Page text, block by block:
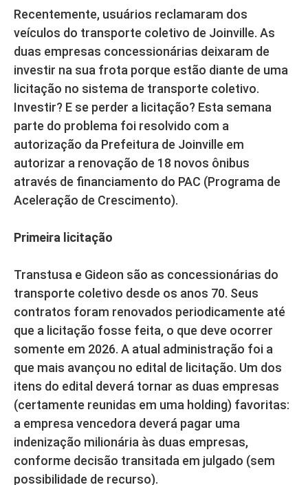
Recentemente, usuários reclamaram dos
veículos do transporte coletivo de Joinville. As
duas empresas concessionárias deixaram de
investir na sua frota porque estão diante de uma
licitação no sistema de transporte coletivo.
Investir? E se perder a licitação? Esta semana
parte do problema foi resolvido com a
autorização da Prefeitura de Joinville em
autorizar a renovação de 18 novos ônibus
através de financiamento do PAC (Programa de
Aceleração de Crescimento).
Primeira licitação
Transtusa e Gideon são as concessionárias do
transporte coletivo desde os anos 70. Seus
contratos foram renovados periodicamente até
que a licitação fosse feita, o que deve ocorrer
somente em 2026. A atual administração foi a
que mais avançou no edital de licitação. Um dos
itens do edital deverá tornar as duas empresas
(certamente reunidas em uma holding) favoritas:
a empresa vencedora deverá pagar uma
indenização milionária às duas empresas,
conforme decisão transitada em julgado (sem
possibilidade de recurso).